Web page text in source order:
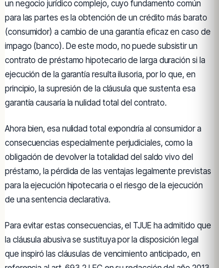
un negocio jurídico complejo, cuyo fundamento común
para las partes es la obtención de un crédito más barato
(consumidor) a cambio de una garantía eficaz en caso de
impago (banco). De este modo, no puede subsistir un
contrato de préstamo hipotecario de larga duración si la
ejecución de la garantía resulta ilusoria, por lo que, en
principio, la supresión de la cláusula que sustenta esa
garantía causaría la nulidad total del contrato.
Ahora bien, esa nulidad total expondría al consumidor a
consecuencias especialmente perjudiciales, como la
obligación de devolver la totalidad del saldo vivo del
préstamo, la pérdida de las ventajas legalmente previstas
para la ejecución hipotecaria o el riesgo de la ejecución
de una sentencia declarativa.
Para evitar estas consecuencias, el TJUE ha admitido que
la cláusula abusiva se sustituya por la disposición legal
que inspiró las cláusulas de vencimiento anticipado, en